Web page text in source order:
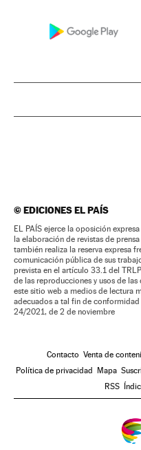
©EDICIONES EL PAÍS
EL PAÍS ejerce la oposición
la elaboración de revistas de
también realiza la reserva expresa
comunicación pública de sus
prevista en el artículo 33.1 del
de las reproducciones y usos de
este sitio web a medios de lectura
adecuados a tal fin de
24/2021, de 2 de noviembre
Contacto Venta de
Política de privacidad
Mapa
RSS